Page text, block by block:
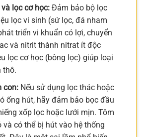
lọc cơ học:Đảm bảo bộ lọc
lọc vi sinh (sứ lọc, đá nham
triển vi khuẩn có lợi, chuyển
và nitrit thành nitrat ít độc
lọc cơ học (bông lọc) giúp loại
thô.
con:Nếu sử dụng lọc thác hoặc
ống hút, hãy đảm bảo bọc đầu
xốp lọc hoặc lưới mịn. Tôm
và có thể bị hút vào hệ thống